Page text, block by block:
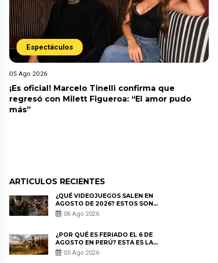
Espectáculos
05 Ago 2026
¡Es oficial! Marcelo Tinelli confirma que
regresó con Milett Figueroa: “El amor pudo
más”
ARTICULOS RECIENTES
¿QUÉ VIDEOJUEGOS SALEN EN
AGOSTO DE 2026? ESTOS SON
LOS ESTRENOS MÁS ESPERADOS
06 Ago 2026
¿POR QUÉ ES FERIADO EL 6 DE
AGOSTO EN PERÚ? ESTA ES LA
HISTORIA
05 Ago 2026